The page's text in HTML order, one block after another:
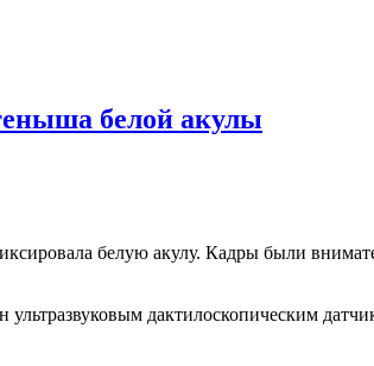
белой акулы
белую акулу. Кадры были